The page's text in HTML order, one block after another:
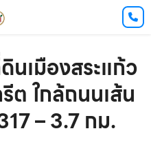
นเมืองสระแก้ว
ต ใกล้ถนนเส้น
– 3.7 กม.